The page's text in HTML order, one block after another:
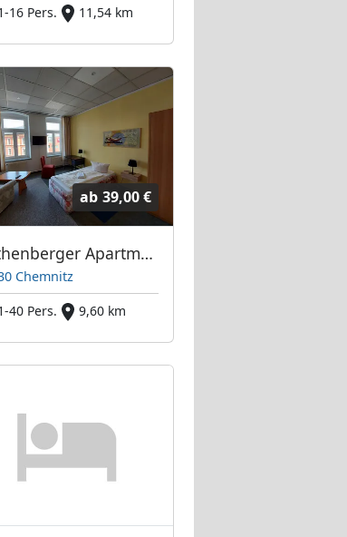
16 Pers.
11,54 km
ab 39,00 €
Rothenberger Apartments Chemnitz
Chemnitz
40 Pers.
9,60 km